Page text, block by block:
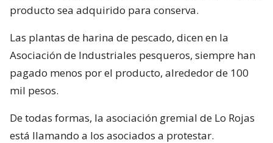
producto sea adquirido para conserva.
Las plantas de harina de pescado, dicen en la
Asociación de Industriales pesqueros, siempre han
pagado menos por el producto, alrededor de 100
mil pesos.
De todas formas, la asociación gremial de Lo Rojas
está llamando a los asociados a protestar.